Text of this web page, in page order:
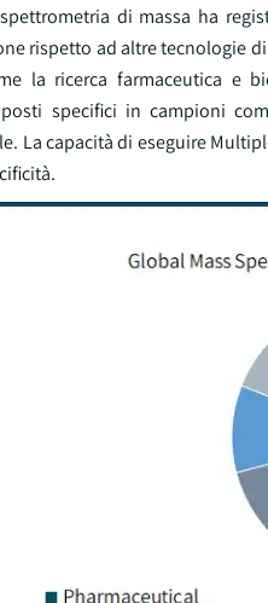
di massa ha
rispetto ad altre tecnologie
la ricerca farmaceutica e
specifici in campioni
La capacità di eseguire